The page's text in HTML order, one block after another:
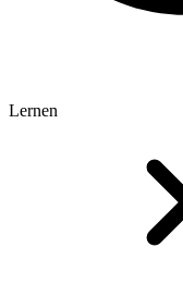
Lernen